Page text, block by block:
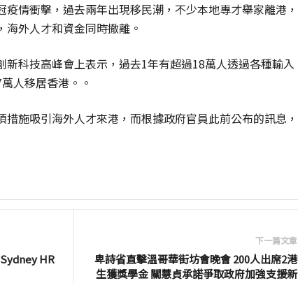
情衝擊，過去兩年出現移民潮，不少本地專才舉家離港，
外人才和資金同時撤離。
新科技高峰會上表示，過去1年有超過18萬人透過各種輸入
人移居香港。。
施吸引海外人才來港，而根據政府官員此前公布的訊息，
HR
下一篇文章
卑詩省直擊溫哥華街坊會晚會 200人出席2港
生獲獎學金 關慧貞承諾爭取政府加強支援新